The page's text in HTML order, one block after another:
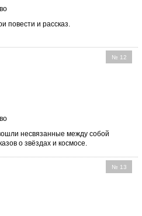
повести и рассказ.
№ 12
несвязанные между собой
о звёздах и космосе.
№ 13